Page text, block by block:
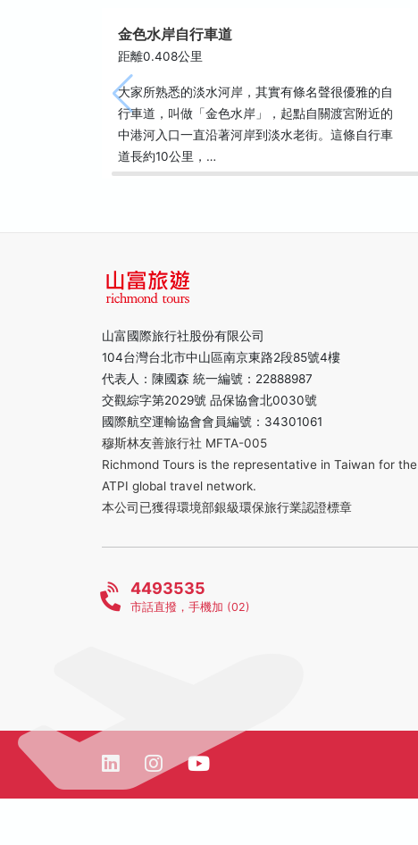
金色水岸自行車道
距離0.408公里
大家所熟悉的淡水河岸，其實有條名聲很優雅的自
行車道，叫做「金色水岸」，起點自關渡宮附近的
中港河入口一直沿著河岸到淡水老街。這條自行車
道長約10公里，…
山富國際旅行社股份有限公司
104台灣台北市中山區南京東路2段85號4樓
代表人：陳國森 統一編號：22888987
交觀綜字第2029號 品保協會北0030號
國際航空運輸協會會員編號：34301061
穆斯林友善旅行社 MFTA-005
Richmond Tours is the representative in Taiwan for the
ATPI global travel network.
本公司已獲得環境部銀級環保旅行業認證標章
4493535
市話直撥，手機加 (02)